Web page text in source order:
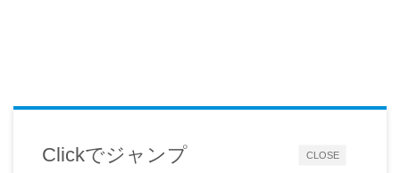
CLOSE
Clickでジャンプ